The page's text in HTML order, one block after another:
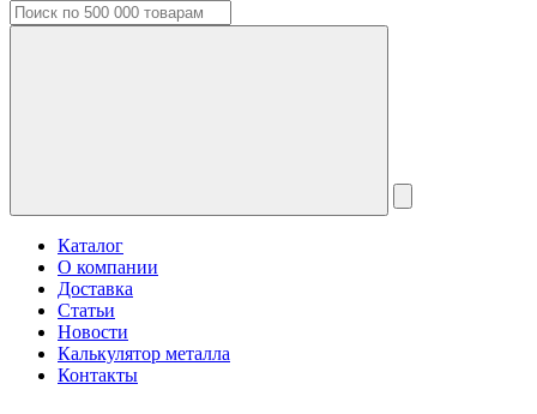
Каталог
О компании
Доставка
Статьи
Новости
Калькулятор металла
Контакты